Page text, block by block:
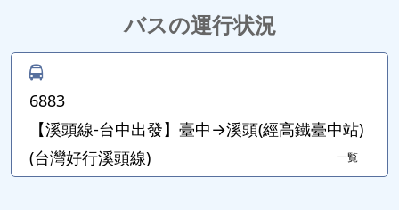
バスの運行状況
6883
【溪頭線-台中出發】臺中→溪頭(經高鐵臺中站)
(台灣好行溪頭線)
一覧